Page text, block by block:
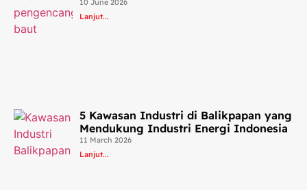
Lanjut...
5 Kawasan Industri di Balikpapan yang
Mendukung Industri Energi Indonesia
11 March 2026
Lanjut...